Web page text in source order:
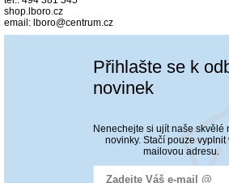
shop.lboro.cz
email: lboro@centrum.cz
Přihlašte se k
novinek
Nenechejte si ujít naše skvělé
novinky. Stačí pouze vyplnit
mailovou adresu.